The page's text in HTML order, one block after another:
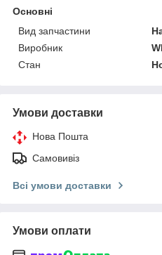
Основні
Вид запчастини
Виробник
Стан
Умови доставки
Нова Пошта
Самовивіз
Всі умови доставки
Умови оплати